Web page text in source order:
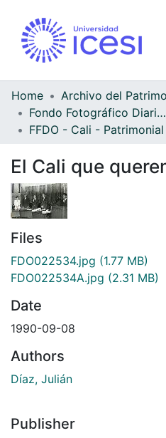
Home
Fondo Fotográfico Diario Occidente
FFDO - Cali - Patrimonial
El Cali que
Files
FDO022534.jpg (1.77 MB)
FDO022534A.jpg (2.31 MB)
Date
1990-09-08
Authors
Díaz, Julián
Publisher